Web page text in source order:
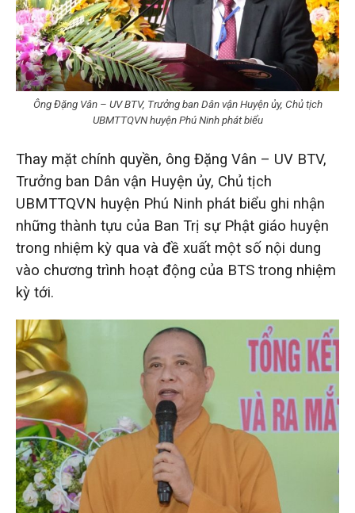
Ông Đặng Vân – UV BTV, Trưởng ban Dân vận Huyện ủy, Chủ tịch
UBMTTQVN huyện Phú Ninh phát biểu
Thay mặt chính quyền, ông Đặng Vân – UV BTV,
Trưởng ban Dân vận Huyện ủy, Chủ tịch
UBMTTQVN huyện Phú Ninh phát biểu ghi nhận
những thành tựu của Ban Trị sự Phật giáo huyện
trong nhiệm kỳ qua và đề xuất một số nội dung
vào chương trình hoạt động của BTS trong nhiệm
kỳ tới.